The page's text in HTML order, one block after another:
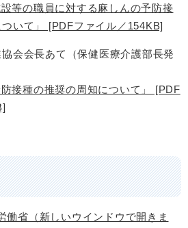
設等の職員に対する麻しんの予防接
いて」 [PDFファイル／154KB]
会会長あて（保健医療介護部長発
防接種の推奨の周知について」 [PDF
働省（新しいウインドウで開きま